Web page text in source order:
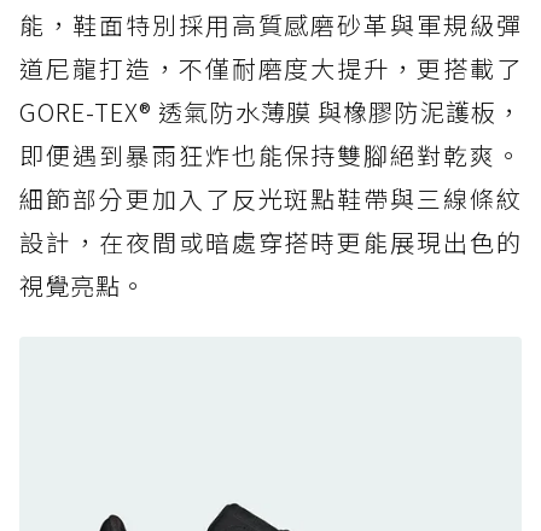
頂
防水鞋推薦 6. HOKA Stinson Evo GTX：越野
復刻厚底，GORE-TEX 防水與增高神器一次滿
防水鞋推薦 7. Timberland Motion Access：
黃靴同級頂級防水，輕量化工裝健走鞋雨天必備
防水鞋推薦 7. Timberland Motion Access：
黃靴同級頂級防水，輕量化工裝健走鞋雨天必備
能，鞋面特別採用高質感磨砂革與軍規級彈
道尼龍打造，不僅耐磨度大提升，更搭載了
GORE-TEX® 透氣防水薄膜 與橡膠防泥護板，
即便遇到暴雨狂炸也能保持雙腳絕對乾爽。
細節部分更加入了反光斑點鞋帶與三線條紋
設計，在夜間或暗處穿搭時更能展現出色的
視覺亮點。